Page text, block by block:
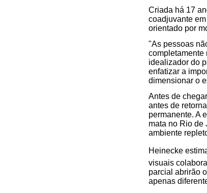
Criada há 17
coadjuvante
orientado por
"As pessoas
completamente
idealizador do
enfatizar a
dimensionar o
Antes de
antes de
permanente. A
mata no Rio de
ambiente
Heinecke
visuais
parcial abrirão
apenas